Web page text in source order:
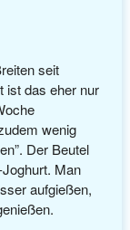
seit
ist das eher nur
wenig
Der Beutel
Man
aufgießen,